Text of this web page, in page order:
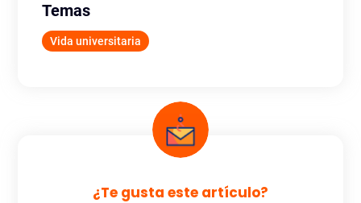
Temas
Vida universitaria
¿Te gusta este artículo?